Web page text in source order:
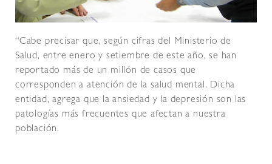
“Cabe precisar que, según cifras del Ministerio de
Salud, entre enero y setiembre de este año, se han
reportado más de un millón de casos que
corresponden a atención de la salud mental. Dicha
entidad, agrega que la ansiedad y la depresión son las
patologías más frecuentes que afectan a nuestra
población.